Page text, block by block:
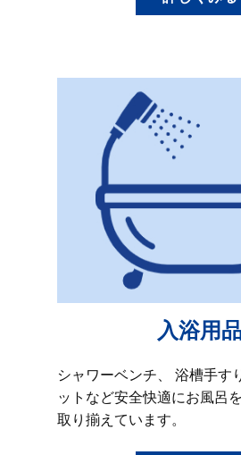
入浴用
シャワーベンチ、 浴槽手す
ットなど安全快適にお風呂
取り揃えています。